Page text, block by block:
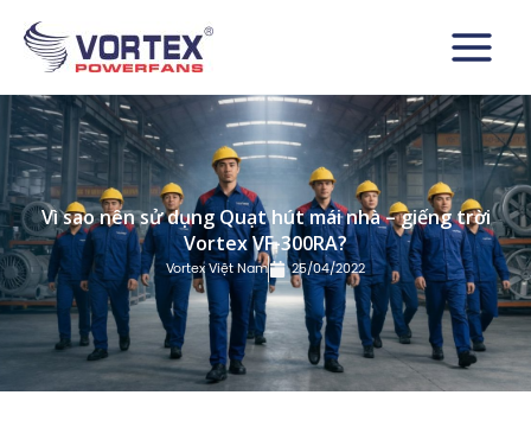
Menu
Vì sao nên sử dụng Quạt hút mái nhà – giếng trời
Vortex VF-300RA?
Vortex Việt Nam 25/04/2022